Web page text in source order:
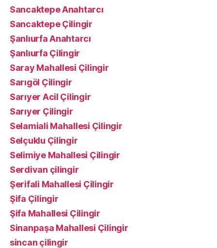
Sancaktepe Anahtarcı
Sancaktepe Çilingir
Şanlıurfa Anahtarcı
Şanlıurfa Çilingir
Saray Mahallesi Çilingir
Sarıgöl Çilingir
Sarıyer Acil Çilingir
Sarıyer Çilingir
Selamiali Mahallesi Çilingir
Selçuklu Çilingir
Selimiye Mahallesi Çilingir
Serdivan çilingir
Şerifali Mahallesi Çilingir
Şifa Çilingir
Şifa Mahallesi Çilingir
Sinanpaşa Mahallesi Çilingir
sincan çilingir